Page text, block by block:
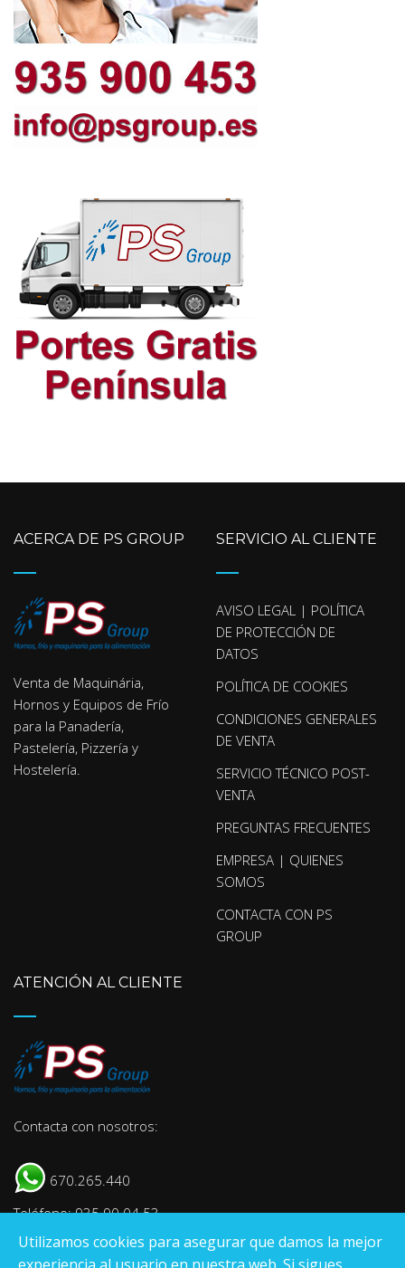
ACERCA DE PS GROUP
Venta de Maquinária,
Hornos y Equipos de Frío
para la Panadería,
Pastelería, Pizzería y
Hostelería.
SERVICIO AL CLIENTE
AVISO LEGAL | POLÍTICA
DE PROTECCIÓN DE
DATOS
POLÍTICA DE COOKIES
CONDICIONES GENERALES
DE VENTA
SERVICIO TÉCNICO POST-
VENTA
PREGUNTAS FRECUENTES
EMPRESA | QUIENES
SOMOS
CONTACTA CON PS
GROUP
ATENCIÓN AL CLIENTE
Contacta con nosotros:
670.265.440
Teléfono: 935 90 04 53
E-mail:info@psgroup.es
Utilizamos cookies para asegurar que damos la mejor